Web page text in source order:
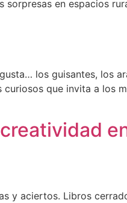
en espacios
los guisantes, los
que invita a los
y aciertos. Libros